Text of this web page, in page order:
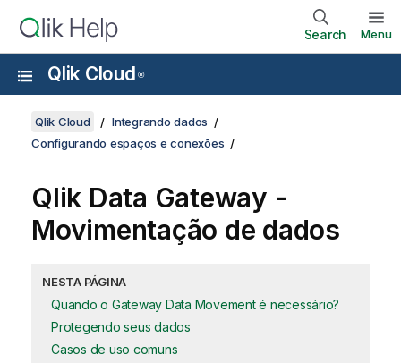
Search Menu
Qlik Cloud ®
Qlik Cloud
Integrando dados
Configurando espaços e conexões
Qlik Data Gateway -
Movimentação de dados
NESTA PÁGINA
Quando o Gateway Data Movement é necessário?
Protegendo seus dados
Casos de uso comuns